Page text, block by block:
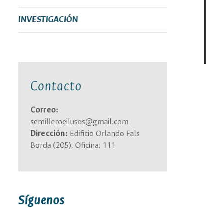
INVESTIGACIÓN
Contacto
Correo:
semilleroeilusos@gmail.com
Dirección: Edificio Orlando Fals
Borda (205). Oficina: 111
Síguenos